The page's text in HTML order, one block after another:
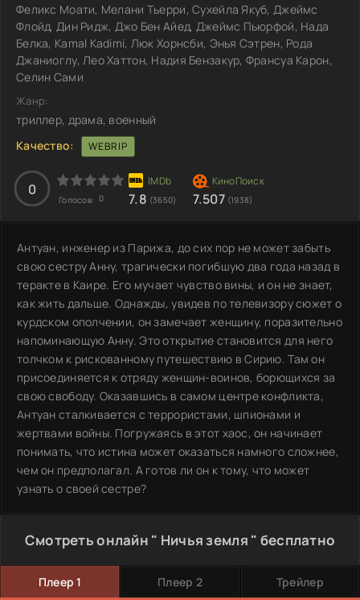
Феликс Моати, Мелани Тьерри, Сухейла Якуб, Джеймс
Флойд, Дин Ридж, Джо Бен Айед, Джеймс Пьюрфой, Нада
Белка, Kamal Kadimi, Люк Хорнсби, Энья Сэтрен, Рода
Джаниоглу, Лео Хаттон, Надия Бензакур, Франсуа Карон,
Селин Сами
Жанр:
триллер, драма, военный
Качество:
WEBRIP
0
Голосов: 0 7.8 (3650) 7.507 (1938)
Антуан, инженер из Парижа, до сих пор не может забыть
свою сестру Анну, трагически погибшую два года назад в
теракте в Каире. Его мучает чувство вины, и он не знает,
как жить дальше. Однажды, увидев по телевизору сюжет о
курдском ополчении, он замечает женщину, поразительно
напоминающую Анну. Это открытие становится для него
толчком к рискованному путешествию в Сирию. Там он
присоединяется к отряду женщин-воинов, борющихся за
свою свободу. Оказавшись в самом центре конфликта,
Антуан сталкивается с террористами, шпионами и
жертвами войны. Погружаясь в этот хаос, он начинает
понимать, что истина может оказаться намного сложнее,
чем он предполагал. А готов ли он к тому, что может
узнать о своей сестре?
Смотреть онлайн " Ничья земля " бесплатно
Плеер 1 Плеер 2 Трейлер